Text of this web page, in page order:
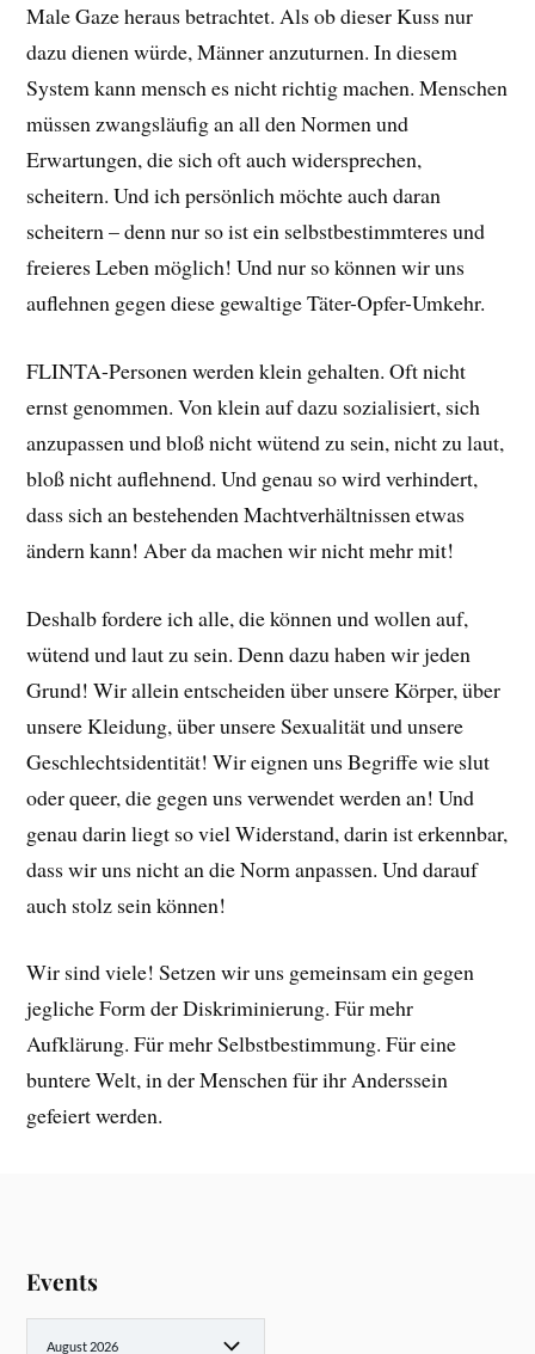
Male Gaze heraus betrachtet. Als ob dieser Kuss nur
dazu dienen würde, Männer anzuturnen. In diesem
System kann mensch es nicht richtig machen. Menschen
müssen zwangsläufig an all den Normen und
Erwartungen, die sich oft auch widersprechen,
scheitern. Und ich persönlich möchte auch daran
scheitern – denn nur so ist ein selbstbestimmteres und
freieres Leben möglich! Und nur so können wir uns
auflehnen gegen diese gewaltige Täter-Opfer-Umkehr.
FLINTA-Personen werden klein gehalten. Oft nicht
ernst genommen. Von klein auf dazu sozialisiert, sich
anzupassen und bloß nicht wütend zu sein, nicht zu laut,
bloß nicht auflehnend. Und genau so wird verhindert,
dass sich an bestehenden Machtverhältnissen etwas
ändern kann! Aber da machen wir nicht mehr mit!
Deshalb fordere ich alle, die können und wollen auf,
wütend und laut zu sein. Denn dazu haben wir jeden
Grund! Wir allein entscheiden über unsere Körper, über
unsere Kleidung, über unsere Sexualität und unsere
Geschlechtsidentität! Wir eignen uns Begriffe wie slut
oder queer, die gegen uns verwendet werden an! Und
genau darin liegt so viel Widerstand, darin ist erkennbar,
dass wir uns nicht an die Norm anpassen. Und darauf
auch stolz sein können!
Wir sind viele! Setzen wir uns gemeinsam ein gegen
jegliche Form der Diskriminierung. Für mehr
Aufklärung. Für mehr Selbstbestimmung. Für eine
buntere Welt, in der Menschen für ihr Anderssein
gefeiert werden.
Events